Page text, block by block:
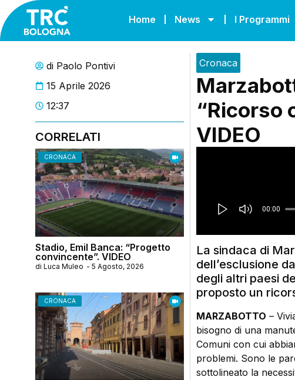
Home News I Programmi
di Paolo Pontivi
15 Aprile 2026
12:37
CORRELATI
CRONACA
Stadio, Emil Banca: “Progetto
convincente”. VIDEO
di Luca Muleo - 5 Agosto, 2026
CRONACA
Cronaca
“Ricorso
VIDEO
La sindaca di
dell’esclusione
degli altri paesi
proposto un
MARZABOTTO –
bisogno di una
Comuni con cui
problemi. Sono le
sottolineato la